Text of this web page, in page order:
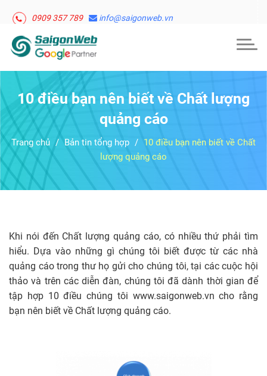
0909 357 789 info@saigonweb.vn
10 điều bạn nên biết về Chất lượng
quảng cáo
Trang chủ Bản tin tổng hợp
10 điều bạn nên biết về Chất
lượng quảng cáo
Khi nói đến Chất lượng quảng cáo, có nhiều thứ phải tìm
hiểu. Dựa vào những gì chúng tôi biết được từ các nhà
quảng cáo trong thư họ gửi cho chúng tôi, tại các cuộc hội
thảo và trên các diễn đàn, chúng tôi đã dành thời gian để
tập hợp 10 điều chúng tôi www.saigonweb.vn cho rằng
bạn nên biết về Chất lượng quảng cáo.